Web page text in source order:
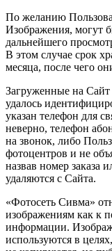
По желанию
Изображения, могут
дальнейшего
В этом случае срок
месяца, после чего
Загруженные на
удалось
указан телефон для
неверно, телефон
на звонок, либо
фотоцентров и не
назвав номер заказа
удаляются с Сайта.
«Фотосеть Сивма»
изображениям как к
информации.
используются в